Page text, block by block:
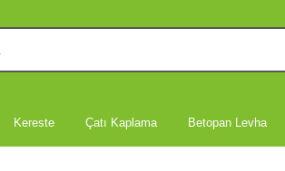
Kereste Çatı Kaplama Betopan Levha